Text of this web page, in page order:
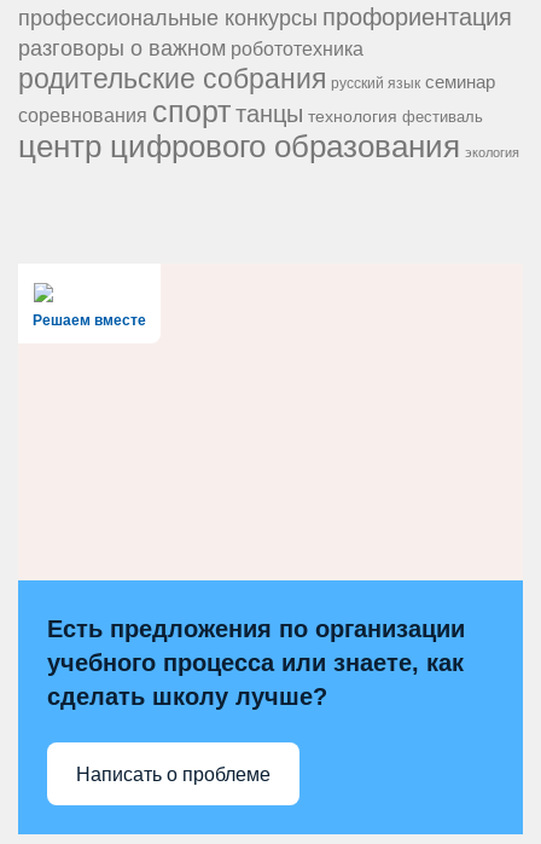
профессиональные конкурсы профориентация
разговоры о важном робототехника
родительские собрания русский язык семинар
соревнования спорттанцы технология фестиваль
центр цифрового образования экология
Решаем вместе
Есть предложения по организации
учебного процесса или знаете, как
сделать школу лучше?
Написать о проблеме